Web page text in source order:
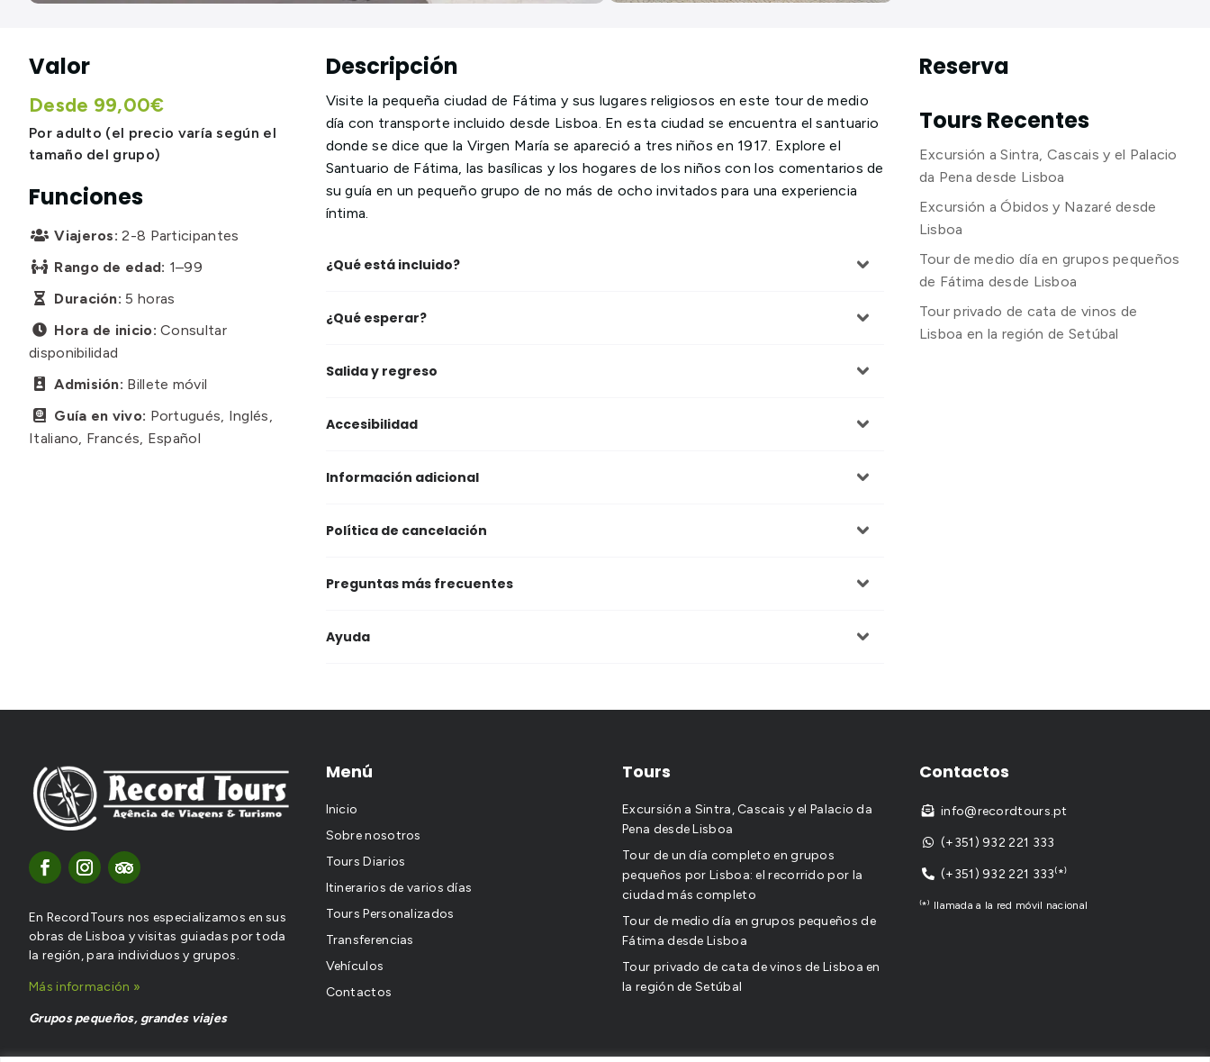
Valor
Desde 99,00€
Por adulto (el precio varía según el
tamaño del grupo)
Funciones
 Viajeros:2-8 Participantes
 Rango de edad: 1–99
 Duración:5 horas
 Hora de inicio:Consultar
disponibilidad
 Admisión: Billete móvil
 Guía en vivo: Portugués, Inglés,
Italiano, Francés, Español
Descripción
Visite la pequeña ciudad de Fátima y sus lugares religiosos en este tour de medio
día con transporte incluido desde Lisboa. En esta ciudad se encuentra el santuario
donde se dice que la Virgen María se apareció a tres niños en 1917. Explore el
Santuario de Fátima, las basílicas y los hogares de los niños con los comentarios de
su guía en un pequeño grupo de no más de ocho invitados para una experiencia
íntima.
¿Qué está incluido?
¿Qué esperar?
Salida y regreso
Accesibilidad
Información adicional
Política de cancelación
Preguntas más frecuentes
Ayuda
Reserva
Tours Recentes
Excursión a Sintra, Cascais y el Palacio
da Pena desde Lisboa
Excursión a Óbidos y Nazaré desde
Lisboa
Tour de medio día en grupos pequeños
de Fátima desde Lisboa
Tour privado de cata de vinos de
Lisboa en la región de Setúbal
En RecordTours nos especializamos en sus
obras de Lisboa y visitas guiadas por toda
la región, para individuos y grupos.
Más información »
Grupos pequeños, grandes viajes
Menú
Inicio
Sobre nosotros
Tours Diarios
Itinerarios de varios días
Tours Personalizados
Transferencias
Vehículos
Contactos
Tours
Excursión a Sintra, Cascais y el Palacio da
Pena desde Lisboa
Tour de un día completo en grupos
pequeños por Lisboa: el recorrido por la
ciudad más completo
Tour de medio día en grupos pequeños de
Fátima desde Lisboa
Tour privado de cata de vinos de Lisboa en
la región de Setúbal
Contactos
 info@recordtours.pt
 (+351) 932 221 333
 (+351) 932 221 333⁽*⁾
⁽*⁾ llamada a la red móvil nacional